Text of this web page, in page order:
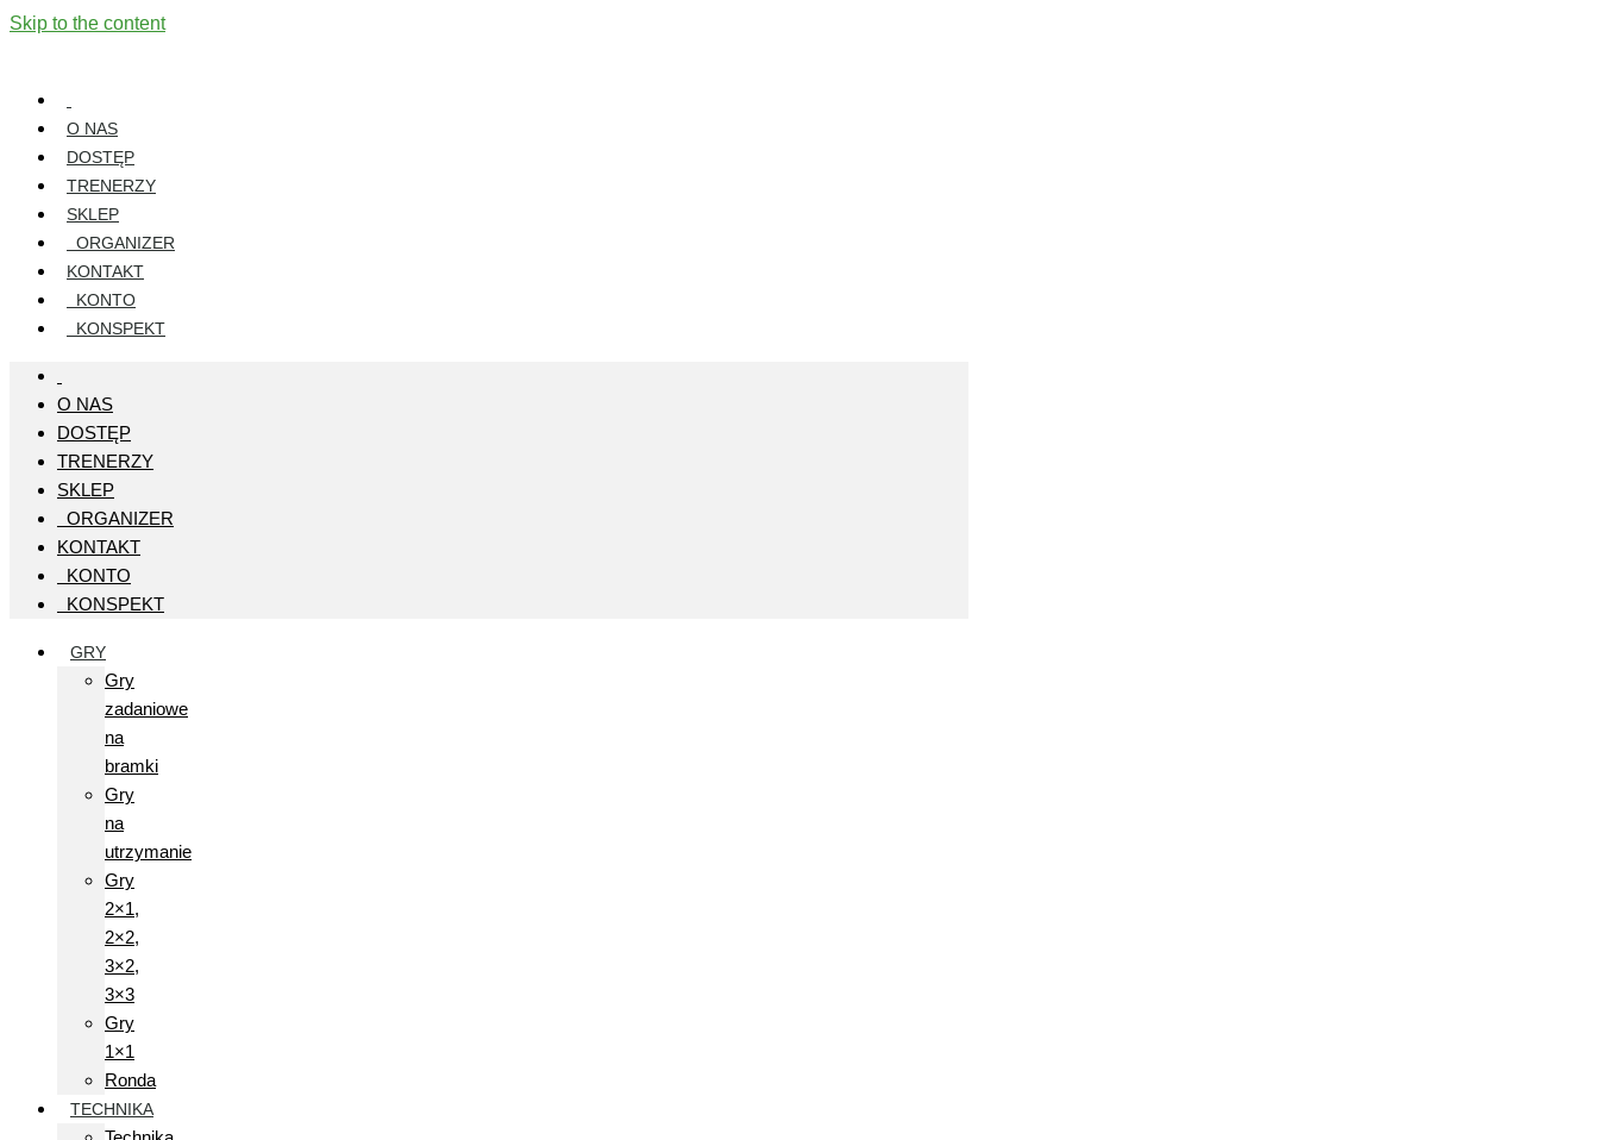
Skip to the content
O NAS
DOSTĘP
TRENERZY
SKLEP
ORGANIZER
KONTAKT
KONTO
KONSPEKT
O NAS
DOSTĘP
TRENERZY
SKLEP
ORGANIZER
KONTAKT
KONTO
KONSPEKT
GRY
Gry
zadaniowe
na
bramki
Gry
na
utrzymanie
Gry
2×1,
2×2,
3×2,
3×3
Gry
1×1
Ronda
TECHNIKA